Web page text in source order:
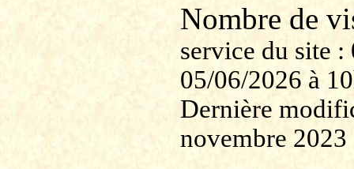
Nombre de
service du site
05/06/2026 à
Dernière
novembre 2023